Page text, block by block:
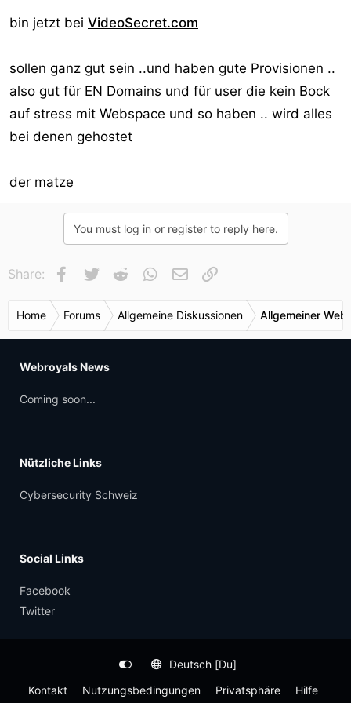
über ein $ 50 Restbetrag
* Konten mit Scheck Auszahlung Einstellung wird über ein
* Willkommens Boni werden nicht an einem der Konten,
die nicht die erforderlichen 500 $ Auszahlung erreicht
haben gutgeschrieben
* Keine Transaktionsgebühren werden von Ihrem
Verdienst abgezogen werden
März 2010
Das Partnerprogramm-Abkommen zwischen Ihnen und
Wenn Sie Fragen haben, bitte kontaktieren Sie das
Unternehmen auf der folgenden E-Mail-Adresse:
Arch. Makarios III Ave., 199, Neocleous House,
3030 Limassol,
bin jetzt bei VideoSecret.com
sollen ganz gut sein ..und haben gute Provisionen ..
also gut für EN Domains und für user die kein Bock
auf stress mit Webspace und so haben .. wird alles
bei denen gehostet
der matze
You must log in or register to reply here.
Share: Facebook
Twitter Reddit WhatsApp
E-Mail
Home Forums Allgemeine Diskussionen Allgemeiner
Webroyals News
Coming soon...
Nützliche Links
Cybersecurity Schweiz
Social Links
Facebook
Twitter
Deutsch [Du]
Kontakt
Nutzungsbedingungen Privatsphäre Hilfe